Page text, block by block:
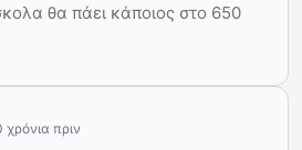
θα πάει κάποιος στο 650
χρόνια πριν